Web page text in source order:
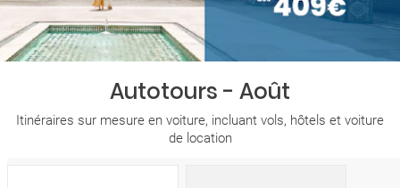
Autotours - Août
Itinéraires sur mesure en voiture, incluant vols, hôtels et voiture
de location